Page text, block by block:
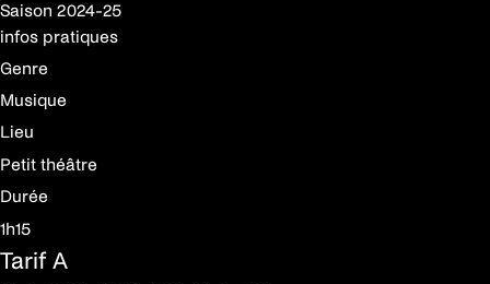
Saison 2024-25
infos pratiques
Genre
Musique
Lieu
Petit théâtre
Durée
1h15
Tarif A